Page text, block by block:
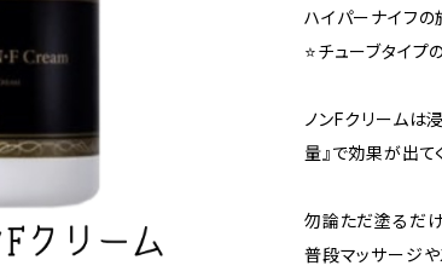
ハイパーナイフ
⭐️チューブタイ
ノンFクリームは
量』で効果が出て
勿論ただ塗るだ
普段マッサージ